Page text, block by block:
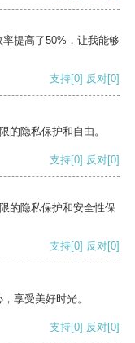
提高了50%，让我能够
支持[0] 反对[0]
的隐私保护和自由。
支持[0] 反对[0]
的隐私保护和安全性保
支持[0] 反对[0]
享受美好时光。
支持[0] 反对[0]